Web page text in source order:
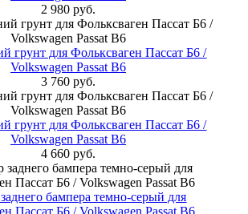
2 980 руб.
грунт для Фольксваген Пассат Б6 /
Volkswagen Passat B6
3 760 руб.
грунт для Фольксваген Пассат Б6 /
Volkswagen Passat B6
4 660 руб.
бампера темно-серый для
Пассат Б6 / Volkswagen Passat B6